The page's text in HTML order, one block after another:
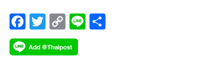
F
ac
e
T
wi
tt
C
o
p
Li